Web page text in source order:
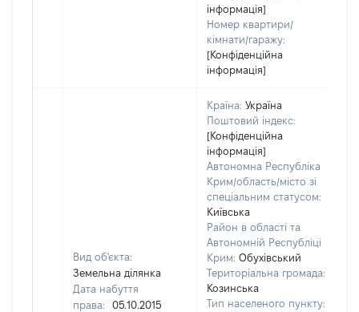
інформація]
Номер квартири/
кімнати/гаражу:
[Конфіденційна
інформація]
Вид об'єкта:
Земельна ділянка
Дата набуття
права:
05.10.2015
Країна: Україна
Поштовий індекс:
[Конфіденційна
інформація]
Автономна Республіка
Крим/область/місто зі
спеціальним статусом:
Київська
Район в області та
Автономній Республіці
Крим: Обухівський
Територіальна громада:
Козинська
Тип населеного пункту: